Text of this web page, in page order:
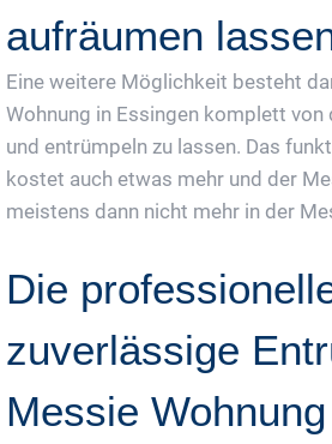
aufräumen
Eine weitere Möglichkeit besteht
Wohnung in Essingen komplett von
und entrümpeln zu lassen. Das
kostet auch etwas mehr und der
meistens dann nicht mehr in der
Die
zuverlässige
Messie